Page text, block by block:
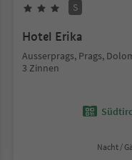
S
Hotel Erika
Ausserprags, Prags,
3 Zinnen
Nacht /